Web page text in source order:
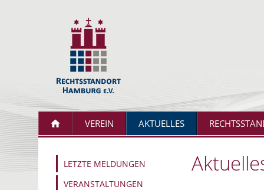
VEREIN AKTUELLES
LETZTE MELDUNGEN
VERANSTALTUNGEN